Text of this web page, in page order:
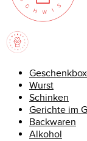
Wurst
Schinken
Gerichte im
Backwaren
Alkohol